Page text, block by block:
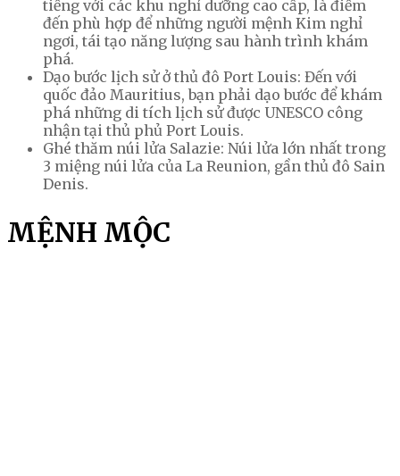
tiếng với các khu nghỉ dưỡng cao cấp, là điểm
đến phù hợp để những người mệnh Kim nghỉ
ngơi, tái tạo năng lượng sau hành trình khám
phá.
Dạo bước lịch sử ở thủ đô Port Louis: Đến với
quốc đảo Mauritius, bạn phải dạo bước để khám
phá những di tích lịch sử được UNESCO công
nhận tại thủ phủ Port Louis.
Ghé thăm núi lửa Salazie: Núi lửa lớn nhất trong
3 miệng núi lửa của La Reunion, gần thủ đô Sain
Denis.
MỆNH MỘC